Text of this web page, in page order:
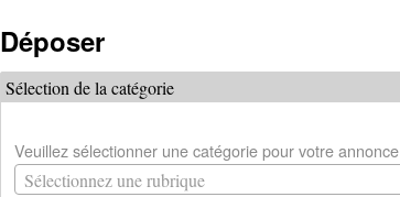
Déposer
Sélection de la catégorie
Veuillez sélectionner une catégorie pour votre annonce
Sélectionnez une rubrique